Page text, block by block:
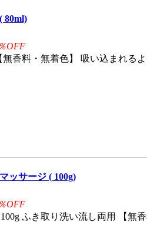
80ml)
OFF
香料・無着色】 吸い込まれる
ッサージ ( 100g)
OFF
ふき取り洗い流し両用 【無